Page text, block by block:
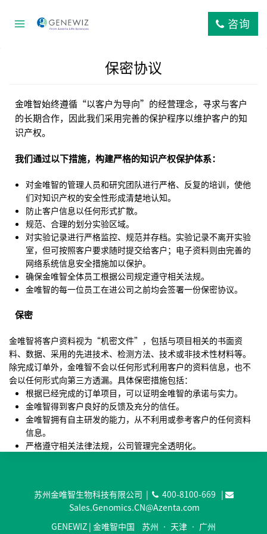
咨询
保密协议
金唯智始终遵循“以客户为导向”的经营理念，寻求与客户
的长期合作，因此我们采用完善的保护程序以维护客户的知
识产权。
我们通过以下措施，构建严格的知识产权保护体系：
对金唯智的管理人员和研究团队进行严格、反复的培训，使他
们对知识产权的安全性形成清楚地认知。
防止客户信息以任何形式扩散。
规范、合理的划分实验区域。
对实验记录进行严格监控、规范并存档。实验记录不离开实验
室，但可按照客户要求随时提交给客户；电子资料则由完善的
网络系统信息安全措施加以保护。
确保金唯智全体员工根据公司规定遵守相关法规。
金唯智的每一位员工在进公司之前均会签署一份保密协议。
保密
金唯智将客户资料视为“机密文件”，包括与项目相关的书面资
料、数据、采用的先进技术、检测方法、技术或非技术性材料等。
除完成订单外，金唯智不会以任何形式利用客户的资料信息，也不
会以任何形式向第三方透漏。具体保密措施包括：
根据已经完成的订单项目，可以证明金唯智的承诺与实力。
金唯智得到客户良好的反馈及充分的信任。
金唯智拥有自主研发的能力，从不利用或参考客户的任何资料
信息。
严格遵守相关法律法规，公司管理完全透明化。
苏州金唯智生物科技有限公司 | 400-8100-669 |
Sales.Genomics.CN@Azenta.com
GENEWIZ | 金唯智中国 苏州 • 天津 • 广州